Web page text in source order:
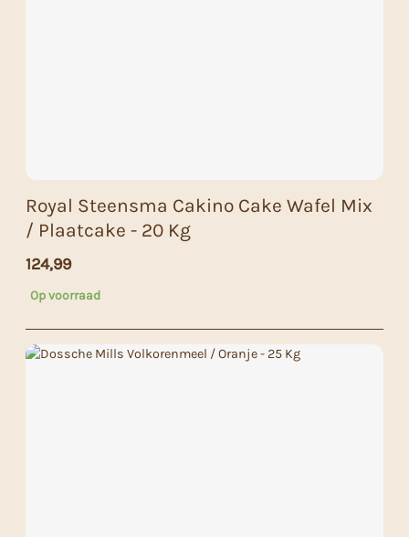
Royal Steensma Cakino Cake Wafel Mix
/ Plaatcake - 20 Kg
124,99
Op voorraad